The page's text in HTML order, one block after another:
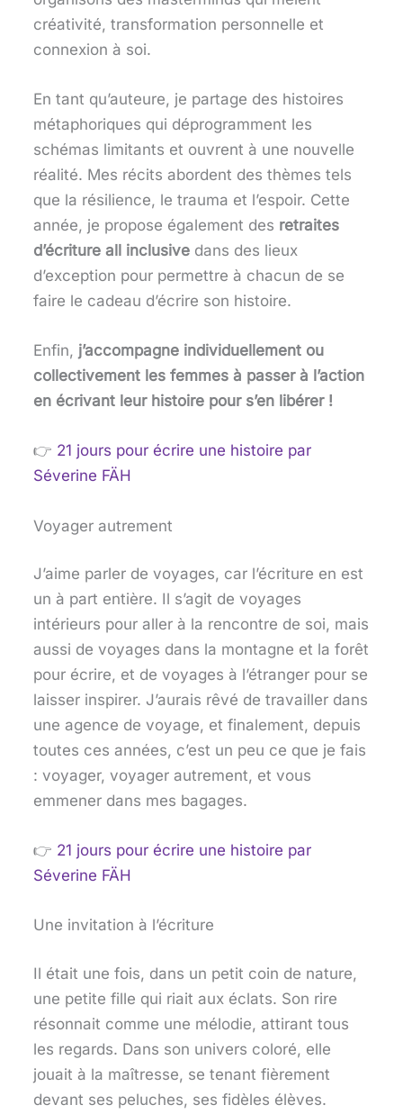
créativité, transformation personnelle et
connexion à soi.
En tant qu’auteure, je partage des histoires
métaphoriques qui déprogramment les
schémas limitants et ouvrent à une nouvelle
réalité. Mes récits abordent des thèmes tels
que la résilience, le trauma et l’espoir. Cette
année, je propose également des retraites
d’écriture all inclusive dans des lieux
d’exception pour permettre à chacun de se
faire le cadeau d’écrire son histoire.
Enfin, j’accompagne individuellement ou
collectivement les femmes à passer à l’action
en écrivant leur histoire pour s’en libérer !
👉 21 jours pour écrire une histoire par
Séverine FÄH
Voyager autrement
J’aime parler de voyages, car l’écriture en est
un à part entière. Il s’agit de voyages
intérieurs pour aller à la rencontre de soi, mais
aussi de voyages dans la montagne et la forêt
pour écrire, et de voyages à l’étranger pour se
laisser inspirer. J’aurais rêvé de travailler dans
une agence de voyage, et finalement, depuis
toutes ces années, c’est un peu ce que je fais
: voyager, voyager autrement, et vous
emmener dans mes bagages.
👉 21 jours pour écrire une histoire par
Séverine FÄH
Une invitation à l’écriture
Il était une fois, dans un petit coin de nature,
une petite fille qui riait aux éclats. Son rire
résonnait comme une mélodie, attirant tous
les regards. Dans son univers coloré, elle
jouait à la maîtresse, se tenant fièrement
devant ses peluches, ses fidèles élèves.